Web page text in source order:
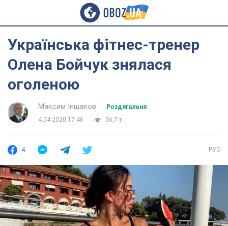
Українська фітнес-тренер
Олена Бойчук знялася
оголеною
Максим Іншаков
Роздягальня
4.04.2020 17:46
56,7 т.
4 РУС